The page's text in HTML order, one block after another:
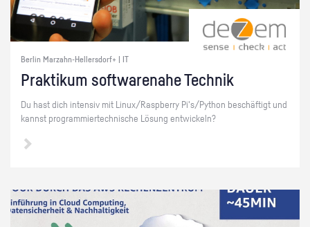
Berlin Marzahn-Hellersdorf+ | IT
Prak­ti­kum soft­ware­na­he Tech­nik
Du hast dich in­ten­siv mit Linux/Raspber­ry Pi's/Py­thon be­schäf­tigt und
kannst pro­gram­mier­tech­ni­sche Lö­sung ent­wi­ckeln?